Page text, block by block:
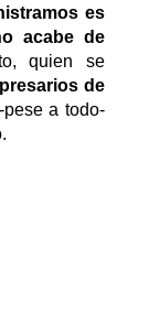
es
acabe de
quien se
de
-pese a todo-